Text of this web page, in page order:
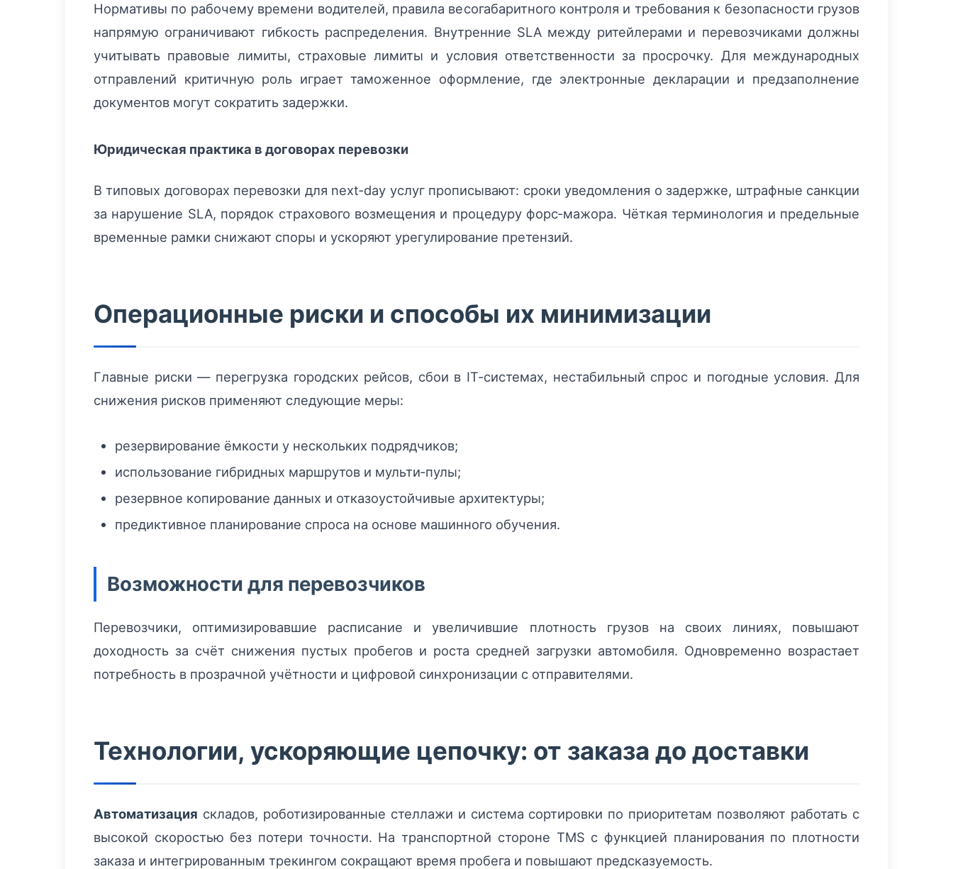
Нормативы по рабочему времени водителей, правила весогабаритного контроля и требования к безопасности грузов
напрямую ограничивают гибкость распределения. Внутренние SLA между ритейлерами и перевозчиками должны
учитывать правовые лимиты, страховые лимиты и условия ответственности за просрочку. Для международных
отправлений критичную роль играет таможенное оформление, где электронные декларации и предзаполнение
документов могут сократить задержки.
Юридическая практика в договорах перевозки
В типовых договорах перевозки для next‑day услуг прописывают: сроки уведомления о задержке, штрафные санкции
за нарушение SLA, порядок страхового возмещения и процедуру форс‑мажора. Чёткая терминология и предельные
временные рамки снижают споры и ускоряют урегулирование претензий.
Операционные риски и способы их минимизации
Главные риски — перегрузка городских рейсов, сбои в IT‑системах, нестабильный спрос и погодные условия. Для
снижения рисков применяют следующие меры:
резервирование ёмкости у нескольких подрядчиков;
использование гибридных маршрутов и мульти‑пулы;
резервное копирование данных и отказоустойчивые архитектуры;
предиктивное планирование спроса на основе машинного обучения.
Возможности для перевозчиков
Перевозчики, оптимизировавшие расписание и увеличившие плотность грузов на своих линиях, повышают
доходность за счёт снижения пустых пробегов и роста средней загрузки автомобиля. Одновременно возрастает
потребность в прозрачной учётности и цифровой синхронизации с отправителями.
Технологии, ускоряющие цепочку: от заказа до доставки
Автоматизация складов, роботизированные стеллажи и система сортировки по приоритетам позволяют работать с
высокой скоростью без потери точности. На транспортной стороне TMS с функцией планирования по плотности
заказа и интегрированным трекингом сокращают время пробега и повышают предсказуемость.